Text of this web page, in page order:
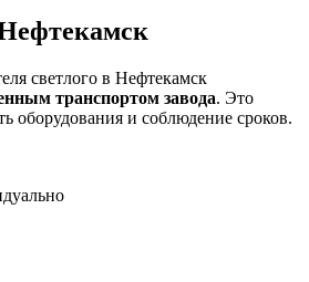
светлого в Нефтекамск
транспортом завода. Это
оборудования и соблюдение сроков.